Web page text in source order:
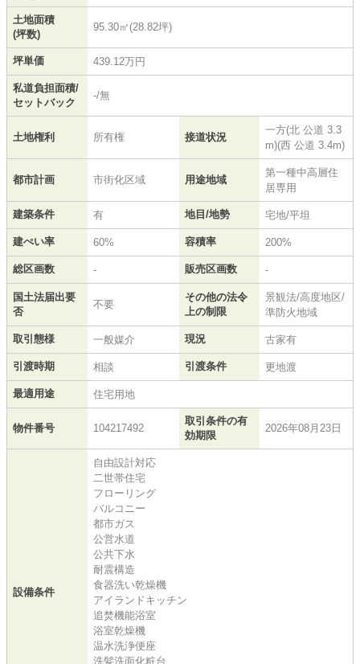
土地面積
(坪数)
95.30㎡(28.82坪)
坪単価 439.12万円
私道負担面積/
セットバック
-/無
土地権利 所有権 接道状況
一方(北 公道 3.3
m)(西 公道 3.4m)
都市計画 市街化区域 用途地域
第一種中高層住
居専用
建築条件 有 地目/地勢 宅地/平坦
建ぺい率 60% 容積率 200%
総区画数 - 販売区画数 -
国土法届出要
否
不要
その他の法令
上の制限
景観法/高度地区/
準防火地域
取引態様 一般媒介 現況 古家有
引渡時期 相談 引渡条件 更地渡
最適用途 住宅用地
物件番号 104217492
取引条件の有
効期限
2026年08月23日
設備条件
自由設計対応
二世帯住宅
フローリング
バルコニー
都市ガス
公営水道
公共下水
耐震構造
食器洗い乾燥機
アイランドキッチン
追焚機能浴室
浴室乾燥機
温水洗浄便座
洗髪洗面化粧台